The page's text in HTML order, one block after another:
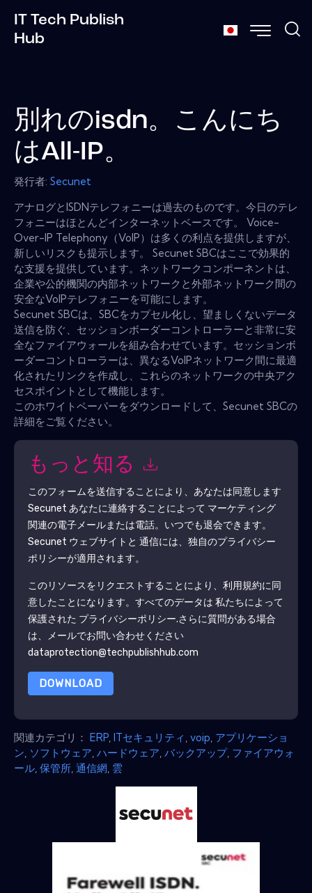
IT Tech Publish
Hub
別れのisdn。こんにち
はAll-IP。
発行者: Secunet
アナログとISDNテレフォニーは過去のものです。今日のテレ
フォニーはほとんどインターネットベースです。 Voice-
Over-IP Telephony（VoIP）は多くの利点を提供しますが、
新しいリスクも提示します。 Secunet SBCはここで効果的
な支援を提供しています。ネットワークコンポーネントは、
企業や公的機関の内部ネットワークと外部ネットワーク間の
安全なVoIPテレフォニーを可能にします。
Secunet SBCは、SBCをカプセル化し、望ましくないデータ
送信を防ぐ、セッションボーダーコントローラーと非常に安
全なファイアウォールを組み合わせています。セッションボ
ーダーコントローラーは、異なるVoIPネットワーク間に最適
化されたリンクを作成し、これらのネットワークの中央アク
セスポイントとして機能します。
このホワイトペーパーをダウンロードして、Secunet SBCの
詳細をご覧ください。
もっと知る
このフォームを送信することにより、あなたは同意します
Secunet あなたに連絡することによって マーケティング
関連の電子メールまたは電話。いつでも退会できます。
Secunet ウェブサイトと 通信には、独自のプライバシー
ポリシーが適用されます。
このリソースをリクエストすることにより、利用規約に同
意したことになります。すべてのデータは 私たちによって
保護された プライバシーポリシー.さらに質問がある場合
は、メールでお問い合わせください
dataprotection@techpublishhub.com
DOWNLOAD
関連カテゴリ： ERP ITセキュリティ voip アプリケーショ
ン ソフトウェア ハードウェア バックアップ, ファイアウォ
ール 保管所 通信網 雲